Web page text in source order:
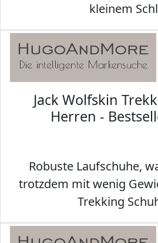
kleinem
Jack Wolfskin
Herren -
Robuste Laufschuhe,
trotzdem mit wenig
Trekking